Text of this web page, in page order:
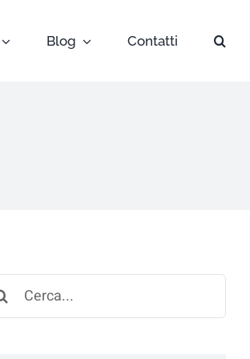
Blog Contatti